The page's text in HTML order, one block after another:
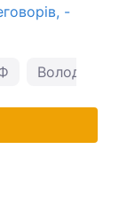
-
Володимир